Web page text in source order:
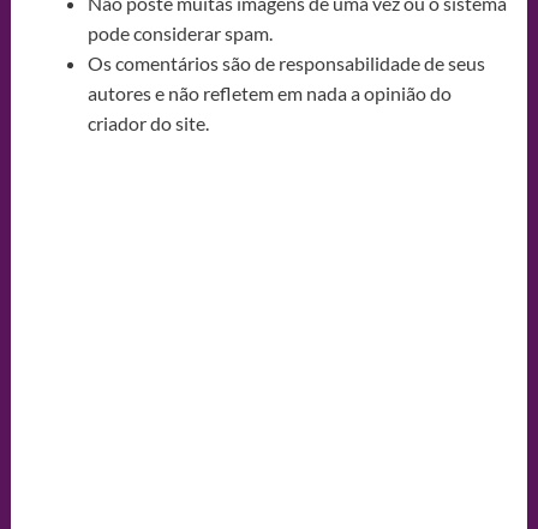
pode considerar spam.
Os comentários são de responsabilidade de seus
autores e não refletem em nada a opinião do
criador do site.